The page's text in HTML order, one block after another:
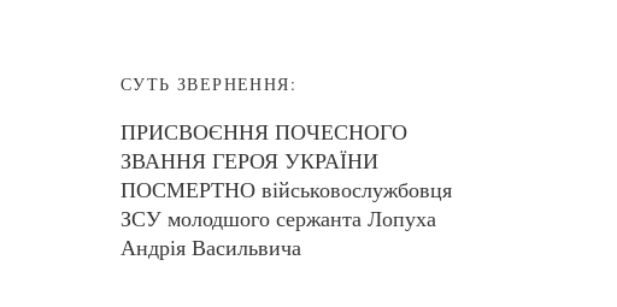
СУТЬ ЗВЕРНЕННЯ:
ПРИСВОЄННЯ ПОЧЕСНОГО
ЗВАННЯ ГЕРОЯ УКРАЇНИ
ПОСМЕРТНО військовослужбовця
ЗСУ молодшого сержанта Лопуха
Андрія Васильвича